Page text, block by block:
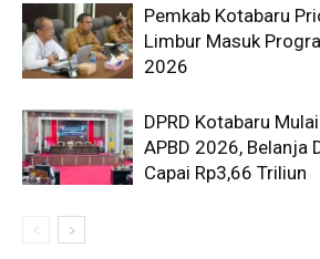
Pemkab Kotabaru
Limbur Masuk
2026
DPRD Kotabaru
APBD 2026, Belanja
Capai Rp3,66 Triliun